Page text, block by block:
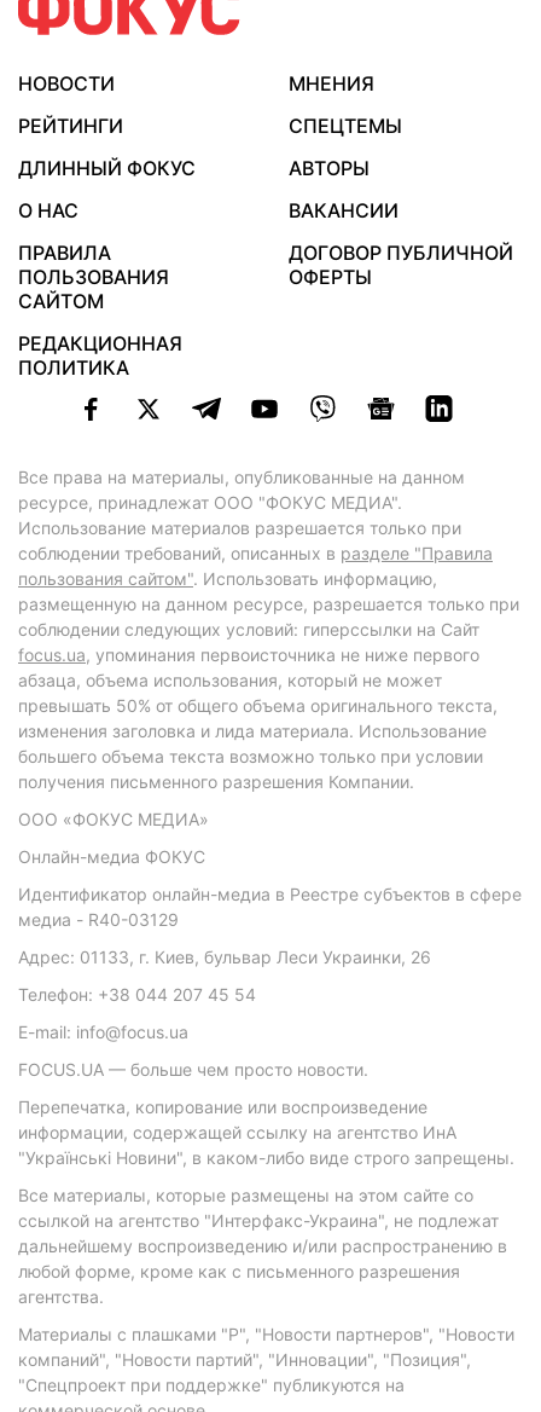
НОВОСТИ
МНЕНИЯ
РЕЙТИНГИ
СПЕЦТЕМЫ
ДЛИННЫЙ ФОКУС
АВТОРЫ
О НАС
ВАКАНСИИ
ПРАВИЛА
ПОЛЬЗОВАНИЯ
САЙТОМ
ДОГОВОР ПУБЛИЧНОЙ
ОФЕРТЫ
РЕДАКЦИОННАЯ
ПОЛИТИКА
Все права на материалы, опубликованные на данном
ресурсе, принадлежат ООО "ФОКУС МЕДИА".
Использование материалов разрешается только при
соблюдении требований, описанных в разделе "Правила
пользования сайтом". Использовать информацию,
размещенную на данном ресурсе, разрешается только при
соблюдении следующих условий: гиперссылки на Сайт
focus.ua, упоминания первоисточника не ниже первого
абзаца, объема использования, который не может
превышать 50% от общего объема оригинального текста,
изменения заголовка и лида материала. Использование
большего объема текста возможно только при условии
получения письменного разрешения Компании.
ООО «ФОКУС МЕДИА»
Онлайн-медиа ФОКУС
Идентификатор онлайн-медиа в Реестре субъектов в сфере
медиа - R40-03129
Адрес: 01133, г. Киев, бульвар Леси Украинки, 26
Телефон: +38 044 207 45 54
E-mail: info@focus.ua
FOCUS.UA — больше чем просто новости.
Перепечатка, копирование или воспроизведение
информации, содержащей ссылку на агентство ИнА
"Українські Новини", в каком-либо виде строго запрещены.
Все материалы, которые размещены на этом сайте со
ссылкой на агентство "Интерфакс-Украина", не подлежат
дальнейшему воспроизведению и/или распространению в
любой форме, кроме как с письменного разрешения
агентства.
Материалы с плашками "Р", "Новости партнеров", "Новости
компаний", "Новости партий", "Инновации", "Позиция",
"Спецпроект при поддержке" публикуются на